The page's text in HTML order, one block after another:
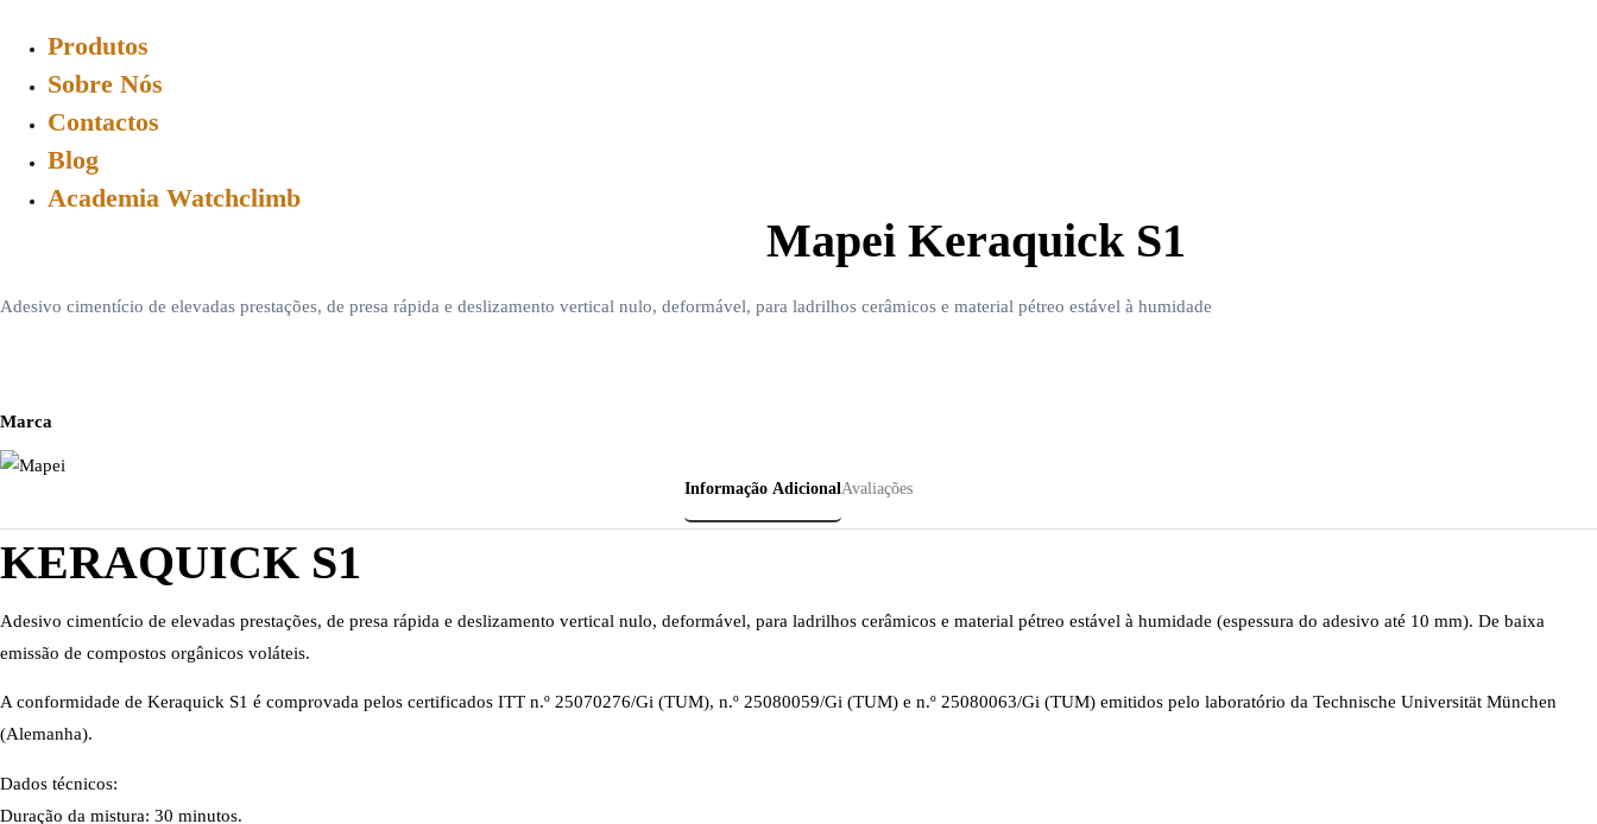
Produtos
Sobre Nós
Contactos
Blog
Academia Watchclimb
Mapei Keraquick S1
Adesivo cimentício de elevadas prestações, de presa rápida e deslizamento vertical nulo, deformável, para ladrilhos cerâmicos e material pétreo estável à humidade
Marca
Informação AdicionalAvaliações
KERAQUICK S1
Adesivo cimentício de elevadas prestações, de presa rápida e deslizamento vertical nulo, deformável, para ladrilhos cerâmicos e material pétreo estável à humidade (espessura do adesivo até 10 mm). De baixa
emissão de compostos orgânicos voláteis.
A conformidade de Keraquick S1 é comprovada pelos certificados ITT n.º 25070276/Gi (TUM), n.º 25080059/Gi (TUM) e n.º 25080063/Gi (TUM) emitidos pelo laboratório da Technische Universität München
(Alemanha).
Dados técnicos:
Duração da mistura: 30 minutos.